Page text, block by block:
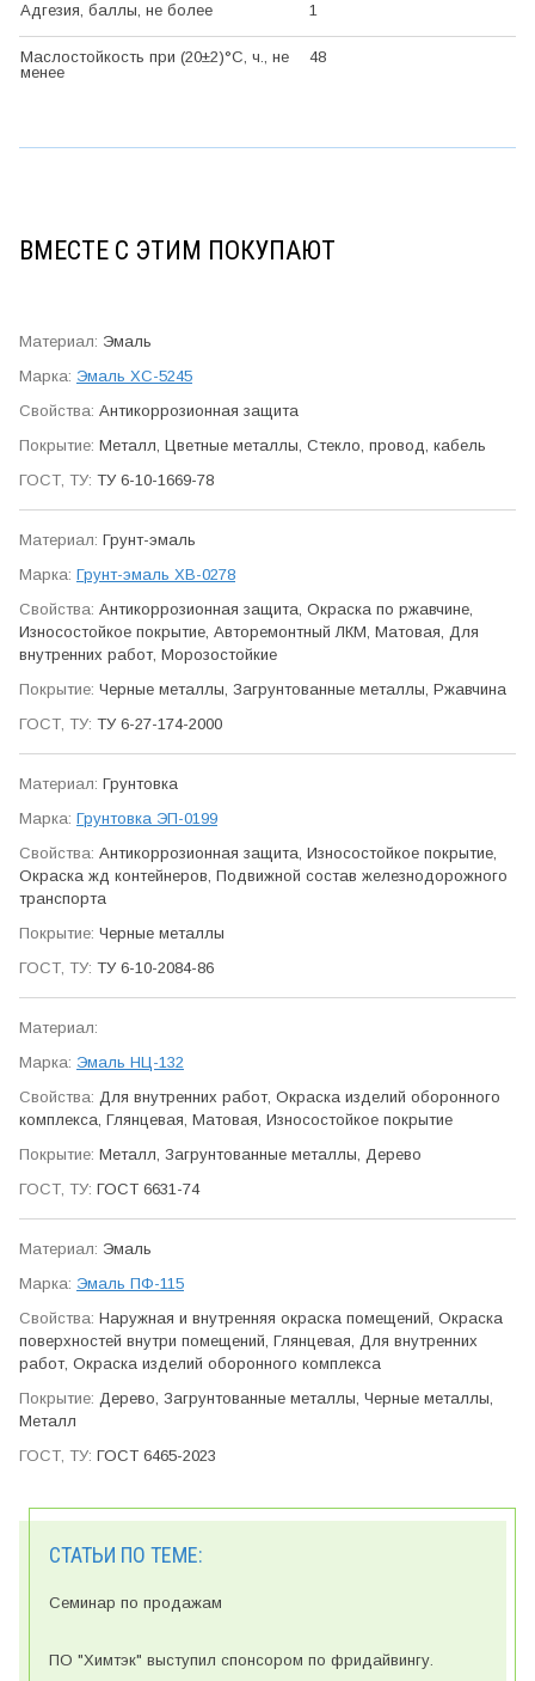
Адгезия, баллы, не более 1
Маслостойкость при (20±2)°С, ч., не
менее
48
ВМЕСТЕ С ЭТИМ ПОКУПАЮТ
Эмаль
Эмаль ХС-5245
Антикор­розионная защита
Металл, Цветные металлы, Стекло, провод, кабель
ТУ 6-10-1669-78
Грунт-эмаль
Грунт-эмаль ХВ-0278
Антикор­розионная защита, Окраска по ржавчине,
Износо­стойкое покрытие, Авто­ремонтный ЛКМ, Матовая, Для
внутренних работ, Морозо­стойкие
Черные металлы, Загрунтованные металлы, Ржавчина
ТУ 6-27-174-2000
Грунтовка
Грунтовка ЭП-0199
Антикор­розионная защита, Износо­стойкое покрытие,
Окраска жд контейнеров, Подвижной состав железно­дорожного
транспорта
Черные металлы
ТУ 6-10-2084-86
Эмаль НЦ-132
Для внутренних работ, Окраска изделий оборонного
ком­плекса, Глянцевая, Матовая, Износо­стойкое покрытие
Металл, Загрунтованные металлы, Дерево
ГОСТ 6631-74
Эмаль
Эмаль ПФ-115
Наружная и внутренняя окраска помещений, Окраска
поверхностей внутри помещений, Глянцевая, Для внутренних
работ, Окраска изделий оборонного ком­плекса
Дерево, Загрунтованные металлы, Черные металлы,
Металл
ГОСТ 6465-2023
СТАТЬИ ПО ТЕМЕ:
Семинар по продажам
ПО "Химтэк" выступил спонсором по фридайвингу.